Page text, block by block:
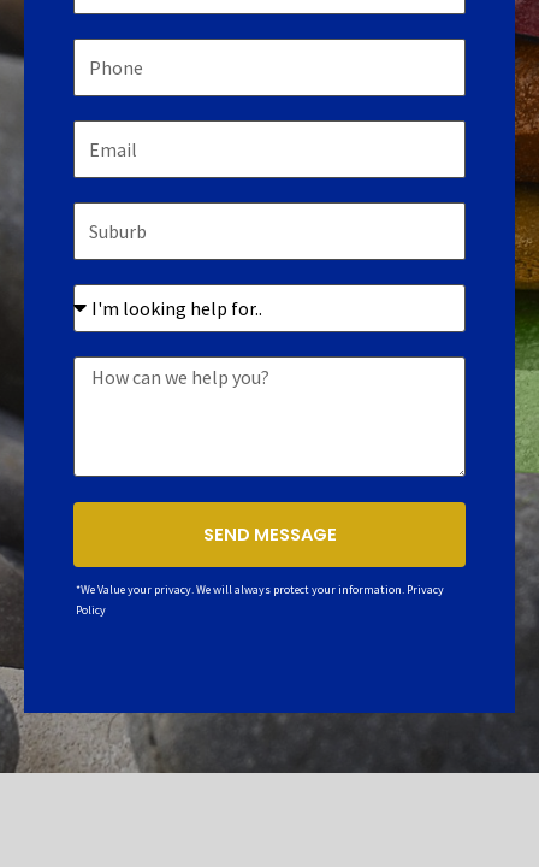
SEND MESSAGE
*We Value your privacy. We will always protect your information. Privacy
Policy